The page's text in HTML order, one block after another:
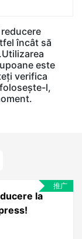
încât să
este
verifica
l,
推广
la